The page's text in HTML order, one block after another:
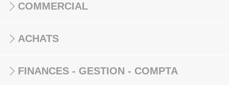
COMMERCIAL
ACHATS
FINANCES - GESTION - COMPTA